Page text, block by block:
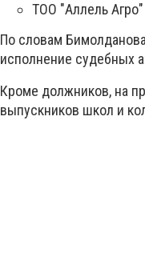
ТОО "Аллель
По словам
исполнение судебных
Кроме должников, на
выпускников школ и